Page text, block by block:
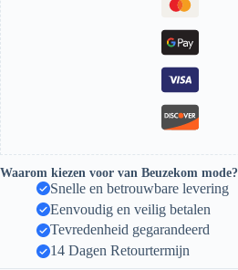
Waarom kiezen voor van Beuzekom mode?
Snelle en betrouwbare levering
Eenvoudig en veilig betalen
Tevredenheid gegarandeerd
14 Dagen Retourtermijn